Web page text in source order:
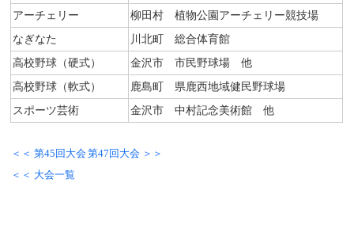
アーチェリー
柳田村 植物公園アーチェリー競技場
なぎなた
川北町 総合体育館
高校野球（硬式）
金沢市 市民野球場 他
高校野球（軟式）
鹿島町 県鹿西地域健民野球場
スポーツ芸術
金沢市 中村記念美術館 他
＜＜ 第45回大会 第47回大会 ＞＞
＜＜ 大会一覧